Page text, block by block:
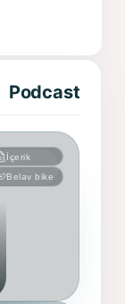
Podcast
ve
İçerik
Belav bike